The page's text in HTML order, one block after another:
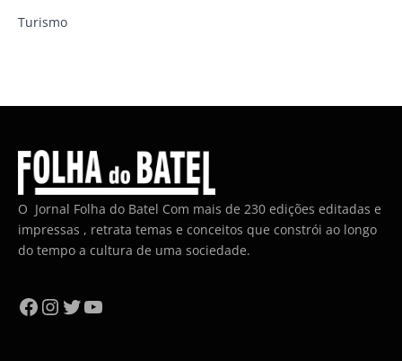
Turismo
O Jornal Folha do Batel Com mais de 230 edições editadas e
impressas , retrata temas e conceitos que constrói ao longo
do tempo a cultura de uma sociedade.
Facebook
Instagram
Twitter
YouTube